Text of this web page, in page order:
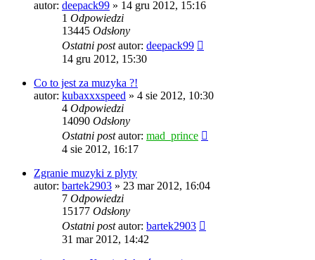
autor: deepack99 » 14 gru 2012, 15:16
1 Odpowiedzi
13445 Odsłony
Ostatni postautor: deepack99
14 gru 2012, 15:30
Co to jest za muzyka ?!
autor: kubaxxxspeed » 4 sie 2012, 10:30
4 Odpowiedzi
14090 Odsłony
Ostatni postautor: mad_prince
4 sie 2012, 16:17
Zgranie muzyki z plyty
autor: bartek2903 » 23 mar 2012, 16:04
7 Odpowiedzi
15177 Odsłony
Ostatni postautor: bartek2903
31 mar 2012, 14:42